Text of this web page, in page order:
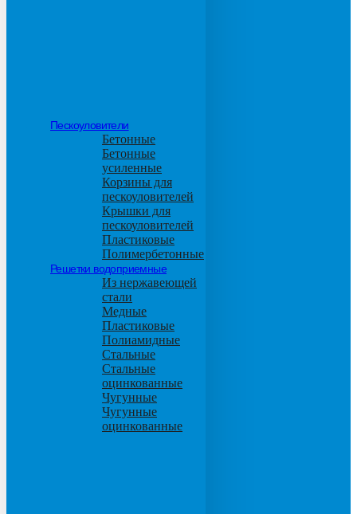
Пескоуловители
Бетонные
Бетонные
усиленные
Корзины для
пескоуловителей
Крышки для
пескоуловителей
Пластиковые
Полимербетонные
Решетки водоприемные
Из нержавеющей
стали
Медные
Пластиковые
Полиамидные
Стальные
Стальные
оцинкованные
Чугунные
Чугунные
оцинкованные